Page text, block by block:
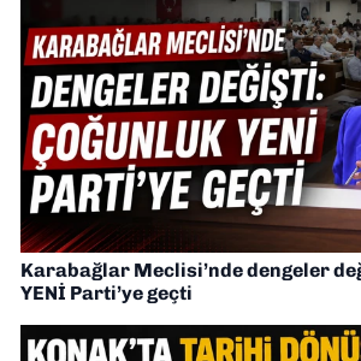
Karabağlar Meclisi’nde dengeler
YENİ Parti’ye geçti